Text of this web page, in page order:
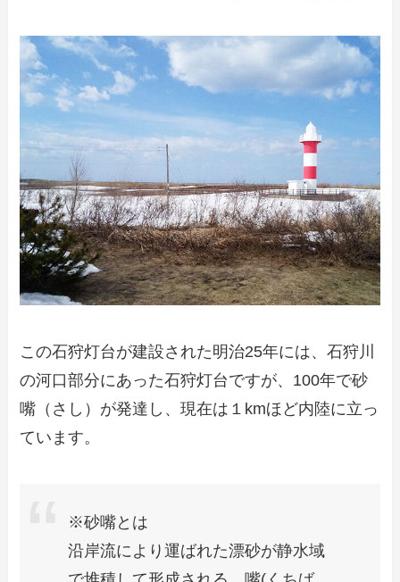
この石狩灯台が建設された明治25年には、石狩川
の河口部分にあった石狩灯台ですが、100年で砂
嘴（さし）が発達し、現在は１kmほど内陸に立っ
ています。
※砂嘴とは
沿岸流により運ばれた漂砂が静水域